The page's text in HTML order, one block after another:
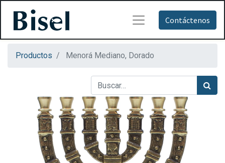
Contáctenos
Productos Menorá Mediano, Dorado